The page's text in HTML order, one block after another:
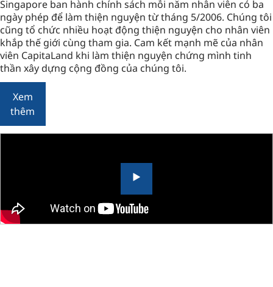
Singapore ban hành chính sách mỗi năm nhân viên có ba
ngày phép để làm thiện nguyện từ tháng 5/2006. Chúng tôi
cũng tổ chức nhiều hoạt động thiện nguyện cho nhân viên
khắp thế giới cùng tham gia. Cam kết mạnh mẽ của nhân
viên CapitaLand khi làm thiện nguyện chứng mình tinh
thần xây dựng cộng đồng của chúng tôi.
Xem
thêm